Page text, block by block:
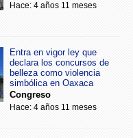
Hace: 4 años 11 meses
Entra en vigor ley que
declara los concursos de
belleza como violencia
simbólica en Oaxaca
Congreso
Hace: 4 años 11 meses